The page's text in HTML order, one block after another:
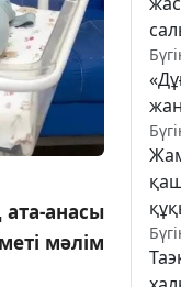
анасы
мәлім